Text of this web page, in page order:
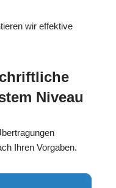
wir effektive
Niveau
Ihren Vorgaben.